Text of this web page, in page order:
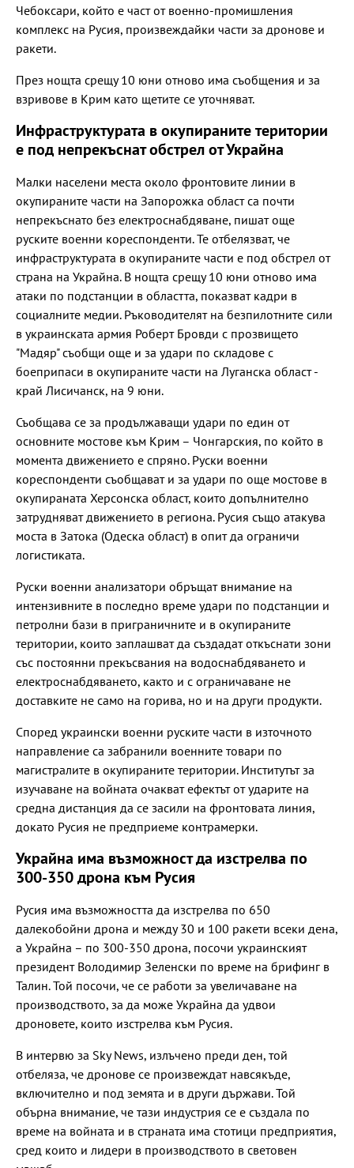
Чебоксари, който е част от военно-промишления
комплекс на Русия, произвеждайки части за дронове и
ракети.
През нощта срещу 10 юни отново има съобщения и за
взривове в Крим като щетите се уточняват.
Инфраструктурата в окупираните територии
е под непрекъснат обстрел от Украйна
Малки населени места около фронтовите линии в
окупираните части на Запорожка област са почти
непрекъснато без електроснабдяване, пишат още
руските военни кореспонденти. Те отбелязват, че
инфраструктурата в окупираните части е под обстрел от
страна на Украйна. В нощта срещу 10 юни отново има
атаки по подстанции в областта, показват кадри в
социалните медии. Ръководителят на безпилотните сили
в украинската армия Роберт Бровди с прозвището
"Мадяр" съобщи още и за удари по складове с
боеприпаси в окупираните части на Луганска област -
край Лисичанск, на 9 юни.
Съобщава се за продължаващи удари по един от
основните мостове към Крим – Чонгарския, по който в
момента движението е спряно. Руски военни
кореспонденти съобщават и за удари по още мостове в
окупираната Херсонска област, които допълнително
затрудняват движението в региона. Русия също атакува
моста в Затока (Одеска област) в опит да ограничи
логистиката.
Руски военни анализатори обръщат внимание на
интензивните в последно време удари по подстанции и
петролни бази в приграничните и в окупираните
територии, които заплашват да създадат откъснати зони
със постоянни прекъсвания на водоснабдяването и
електроснабдяването, както и с ограничаване не
доставките не само на горива, но и на други продукти.
Според украински военни руските части в източното
направление са забранили военните товари по
магистралите в окупираните територии. Институтът за
изучаване на войната очакват ефектът от ударите на
средна дистанция да се засили на фронтовата линия,
докато Русия не предприеме контрамерки.
Украйна има възможност да изстрелва по
300-350 дрона към Русия
Русия има възможността да изстрелва по 650
далекобойни дрона и между 30 и 100 ракети всеки дена,
а Украйна – по 300-350 дрона, посочи украинският
президент Володимир Зеленски по време на брифинг в
Талин. Той посочи, че се работи за увеличаване на
производството, за да може Украйна да удвои
дроновете, които изстрелва към Русия.
В интервю за Sky News, излъчено преди ден, той
отбеляза, че дронове се произвеждат навсякъде,
включително и под земята и в други държави. Той
обърна внимание, че тази индустрия се е създала по
време на войната и в страната има стотици предприятия,
сред които и лидери в производството в световен